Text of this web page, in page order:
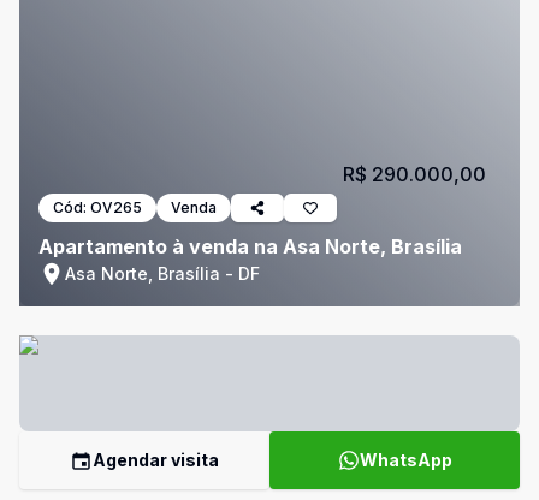
Cód: OV265 Venda
Apartamento à venda na Asa Norte, Brasília
Asa Norte, Brasília - DF
R$ 290.000,00
Agendar visita WhatsApp